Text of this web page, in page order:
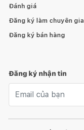
Đánh giá
Đăng ký làm chuyên gia
Đăng ký bán hàng
Đăng ký nhận tin